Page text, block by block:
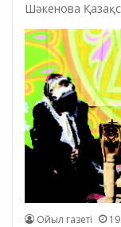
Шәкенова
Ойыл газеті